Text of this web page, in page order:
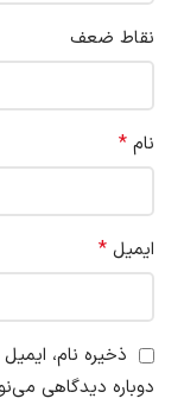
نقاط ضعف
نام *
ایمیل *
ذخیره نام،
دوباره دیدگاهی